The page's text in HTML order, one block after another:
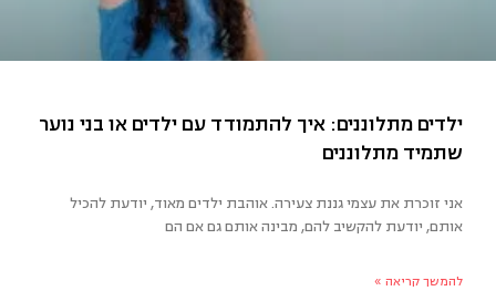
אני זוכרת את עצמי גננת צעירה. אוהבת ילדים מאוד, יודעת להכיל
אותם, יודעת להקשיב להם, מבינה אותם גם אם הם
להמשך קריאה »